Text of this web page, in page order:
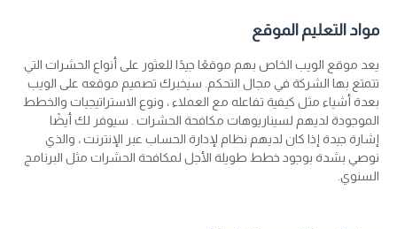
مواد التعليم الموقع
يعد موقع الويب الخاص بهم موقعًا جيدًا للعثور على أنواع الحشرات التي
تتمتع بها الشركة في مجال التحكم. سيخبرك تصميم موقعه على الويب
بعدة أشياء مثل كيفية تفاعله مع العملاء ، ونوع الاستراتيجيات والخطط
الموجودة لديهم لسيناريوهات مكافحة الحشرات . سيوفر لك أيضًا
إشارة جيدة إذا كان لديهم نظام لإدارة الحساب عبر الإنترنت ، والذي
نوصي بشدة بوجود خطط طويلة الأجل لمكافحة الحشرات مثل البرنامج
السنوي.